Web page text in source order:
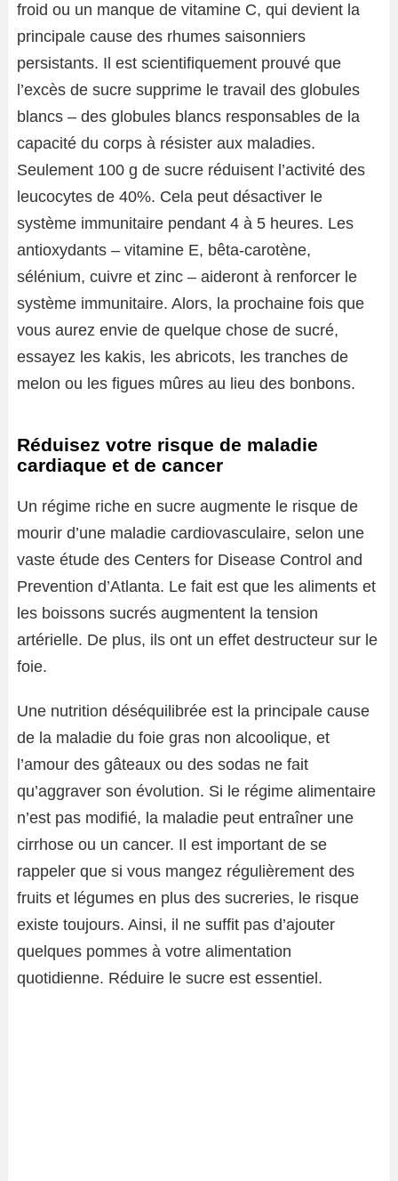
froid ou un manque de vitamine C, qui devient la
principale cause des rhumes saisonniers
persistants. Il est scientifiquement prouvé que
l’excès de sucre supprime le travail des globules
blancs – des globules blancs responsables de la
capacité du corps à résister aux maladies.
Seulement 100 g de sucre réduisent l’activité des
leucocytes de 40%. Cela peut désactiver le
système immunitaire pendant 4 à 5 heures. Les
antioxydants – vitamine E, bêta-carotène,
sélénium, cuivre et zinc – aideront à renforcer le
système immunitaire. Alors, la prochaine fois que
vous aurez envie de quelque chose de sucré,
essayez les kakis, les abricots, les tranches de
melon ou les figues mûres au lieu des bonbons.
Réduisez votre risque de maladie
cardiaque et de cancer
Un régime riche en sucre augmente le risque de
mourir d’une maladie cardiovasculaire, selon une
vaste étude des Centers for Disease Control and
Prevention d’Atlanta. Le fait est que les aliments et
les boissons sucrés augmentent la tension
artérielle. De plus, ils ont un effet destructeur sur le
foie.
Une nutrition déséquilibrée est la principale cause
de la maladie du foie gras non alcoolique, et
l’amour des gâteaux ou des sodas ne fait
qu’aggraver son évolution. Si le régime alimentaire
n’est pas modifié, la maladie peut entraîner une
cirrhose ou un cancer. Il est important de se
rappeler que si vous mangez régulièrement des
fruits et légumes en plus des sucreries, le risque
existe toujours. Ainsi, il ne suffit pas d’ajouter
quelques pommes à votre alimentation
quotidienne. Réduire le sucre est essentiel.